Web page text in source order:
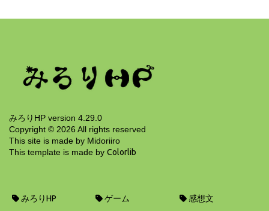
みろりHP version 4.29.0
Copyright © 2026 All rights reserved
This site is made by Midoriiro
This template is made by Colorlib
みろりHP ゲーム 感想文